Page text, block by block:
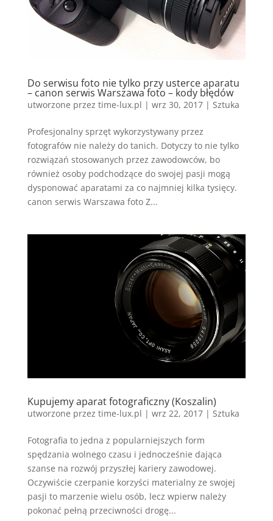
Do serwisu foto nie tylko przy usterce aparatu
– canon serwis Warszawa foto – kody błędów
utworzone przez time-lux.pl | wrz 30, 2017| Sztuka
Profesjonalny sprzęt wykorzystywany przez
fotografów nie należy do tanich. Dotyczy to nie tylko
rozwiązań stosowanych przez zawodowców, bo
również osoby podchodzące do swojej pasji mogą
dysponować aparatami za co najmniej kilka tysięcy.
canon serwis Warszawa foto Z...
Kupujemy aparat fotograficzny (Koszalin)
utworzone przez time-lux.pl | wrz 22, 2017| Sztuka
Fotografia to jedna z popularniejszych form
spędzania wolnego czasu i jednocześnie dająca
szanse na rozwój przyszłej kariery zawodowej.
Oczywiście czerpanie korzyści materialny ze swojej
pasji to marzenie wielu osób, lecz wpierw należy
pokonać pełną przeciwności drogę...